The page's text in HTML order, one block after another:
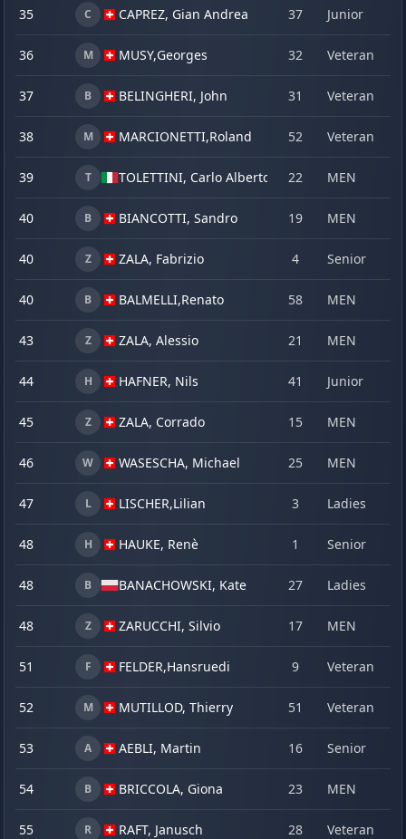
35 C CAPREZ, Gian Andrea 37 Junior
36 M MUSY,Georges 32 Veteran
37 B BELINGHERI, John 31 Veteran
38 M MARCIONETTI,Roland 52 Veteran
39 T TOLETTINI, Carlo Alberto 22 MEN
40 B BIANCOTTI, Sandro 19 MEN
40 Z ZALA, Fabrizio 4 Senior
40 B BALMELLI,Renato 58 MEN
43 Z ZALA, Alessio 21 MEN
44 H HAFNER, Nils 41 Junior
45 Z ZALA, Corrado 15 MEN
46 W WASESCHA, Michael 25 MEN
47 L LISCHER,Lilian 3 Ladies
48 H HAUKE, Renè 1 Senior
48 B BANACHOWSKI, Kate 27 Ladies
48 Z ZARUCCHI, Silvio 17 MEN
51 F FELDER,Hansruedi 9 Veteran
52 M MUTILLOD, Thierry 51 Veteran
53 A AEBLI, Martin 16 Senior
54 B BRICCOLA, Giona 23 MEN
55 R RAFT, Janusch 28 Veteran